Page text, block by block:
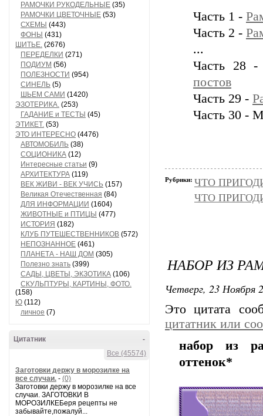
РАМОЧКИ РУКОДЕЛЬНЫЕ (35)
РАМОЧКИ ЦВЕТОЧНЫЕ (53)
СХЕМЫ (443)
ФОНЫ (431)
ШИТЬЕ. (2676)
ПЕРЕДЕЛКИ (271)
ПОДИУМ (56)
ПОЛЕЗНОСТИ (954)
СИНЕЛЬ (5)
ШЬЕМ САМИ (1420)
ЭЗОТЕРИКА. (253)
ГАДАНИЕ и ТЕСТЫ (45)
ЭТИКЕТ. (53)
ЭТО ИНТЕРЕСНО (4476)
АВТОМОБИЛЬ (38)
СОЦИОНИКА (12)
Интересные статьи (9)
АРХИТЕКТУРА (119)
ВЕК ЖИВИ - ВЕК УЧИСЬ (157)
Великая Отечественная (84)
ДЛЯ ИНФОРМАЦИИ (1604)
ЖИВОТНЫЕ и ПТИЦЫ (477)
ИСТОРИЯ (182)
КЛУБ ПУТЕШЕСТВЕННИКОВ (572)
НЕПОЗНАННОЕ (461)
ПЛАНЕТА - НАШ ДОМ (305)
Полезно знать (399)
САДЫ, ЦВЕТЫ, ЭКЗОТИКА (106)
СКУЛЬПТУРЫ, КАРТИНЫ, ФОТО.
(158)
Ю (112)
личное (7)
-
Цитатник
Все (45574)
Заготовки держу в морозилке на
все случаи. - (0)
Заготовки держу в морозилке на все
случаи. ЗАГОТОВКИ В
МОРОЗИЛКЕБеря рецепты не
забывайте,пожалуй...
Часть 1 -
Часть 2 -
...
Часть 28
постов
Часть 29 -
Часть 30 -
Рубрики: ЧТО
ЧТО
НАБОР ИЗ
Четверг, 23 Ноября
Это цитата
цитатник или
набор из
оттенок*